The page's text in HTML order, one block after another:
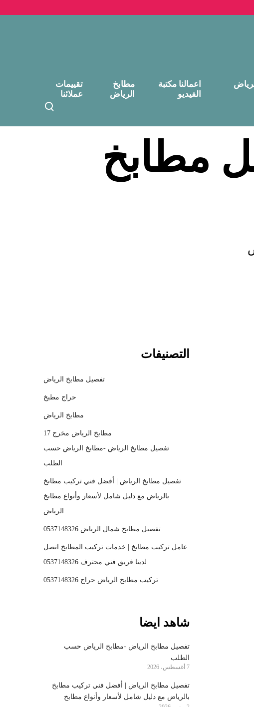
اعمالنا مكتبة
الفيديو
مطابخ
الرياض
تقييمات
عملائنا
T
g
مطابخ
التصنيفات
تفصيل مطابخ الرياض
حراج مطبخ
مطابخ الرياض
مطابخ الرياض مخرج 17
تفصيل مطابخ الرياض -مطابخ الرياض حسب
الطلب
تفصيل مطابخ الرياض | أفضل فني تركيب مطابخ
بالرياض مع دليل شامل لأسعار وأنواع مطابخ
الرياض
تفصيل مطابخ شمال الرياض 0537148326
عامل تركيب مطابخ | خدمات تركيب المطابخ اتصل
لدينا فريق فني محترف 0537148326
تركيب مطابخ الرياض حراج 0537148326
شاهد ايضا
تفصيل مطابخ الرياض -مطابخ الرياض حسب
الطلب
7 أغسطس، 2026
تفصيل مطابخ الرياض | أفضل فني تركيب مطابخ
بالرياض مع دليل شامل لأسعار وأنواع مطابخ